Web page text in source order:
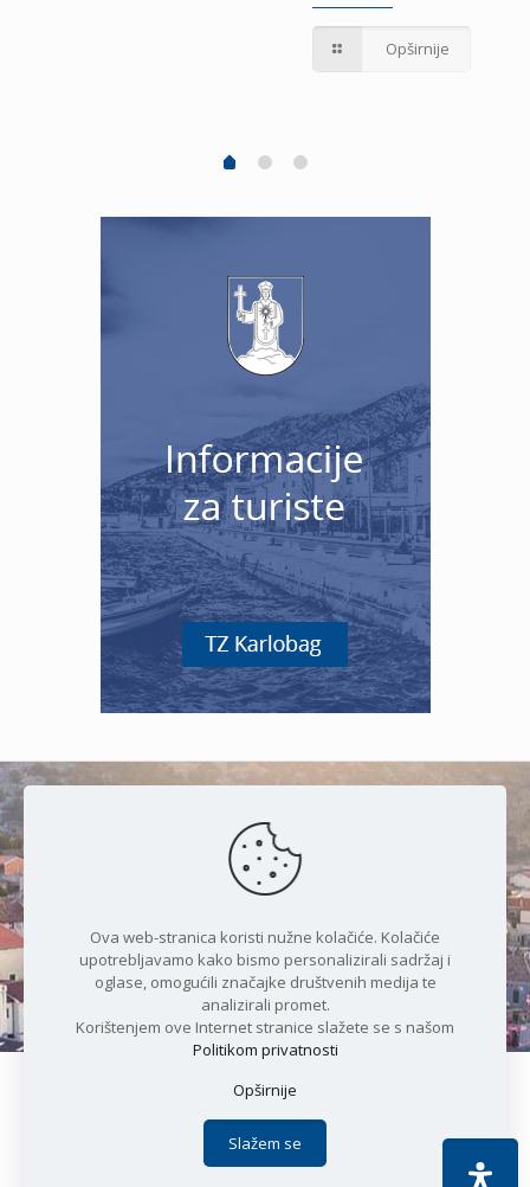
Opširnije
Čudesan spoj kristalnog mora i
prirode
Copyright © 2021 Općina Karlobag | Sva prava pridržana |
Politika privatnosti
Apoc IT
Ova web-stranica koristi nužne kolačiće. Kolačiće
upotrebljavamo kako bismo personalizirali sadržaj i
oglase, omogućili značajke društvenih medija te
analizirali promet.
Korištenjem ove Internet stranice slažete se s našom
Politikom privatnosti
Opširnije
Slažem se